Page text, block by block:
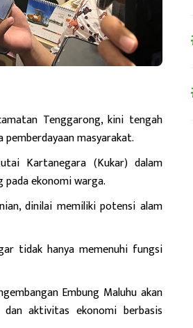
Tenggarong, kini tengah
masyarakat.
Kartanegara (Kukar) dalam
ekonomi warga.
dinilai memiliki potensi alam
tidak hanya memenuhi fungsi
Embung Maluhu akan
aktivitas ekonomi berbasis